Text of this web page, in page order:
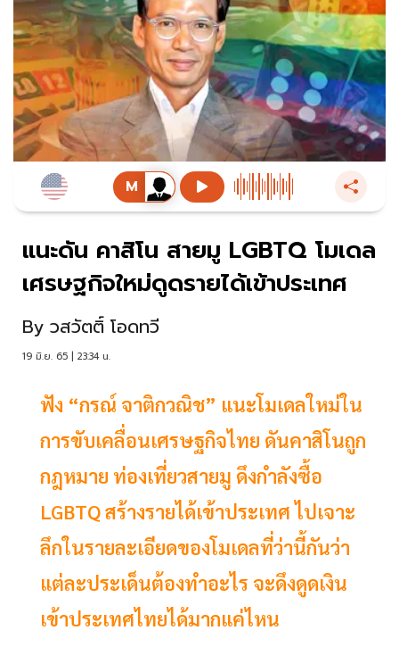
แนะดัน คาสิโน สายมู LGBTQ โมเดล
เศรษฐกิจใหม่ดูดรายได้เข้าประเทศ
By วสวัตติ์ โอดทวี
19 มิ.ย. 65 | 23:34 น.
ฟัง “กรณ์ จาติกวณิช” แนะโมเดลใหม่ใน
การขับเคลื่อนเศรษฐกิจไทย ดันคาสิโนถูก
กฎหมาย ท่องเที่ยวสายมู ดึงกำลังซื้อ
LGBTQ สร้างรายได้เข้าประเทศ ไปเจาะ
ลึกในรายละเอียดของโมเดลที่ว่านี้กันว่า
แต่ละประเด็นต้องทำอะไร จะดึงดูดเงิน
เข้าประเทศไทยได้มากแค่ไหน